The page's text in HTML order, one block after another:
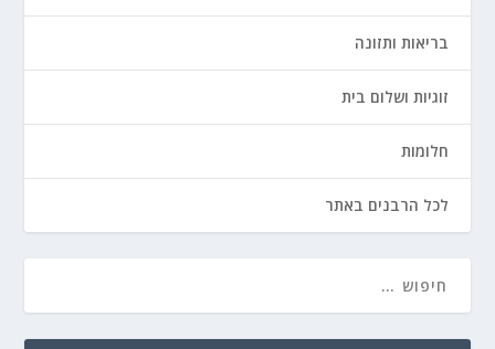
בריאות ותזונה
זוגיות ושלום בית
חלומות
לכל הרבנים באתר